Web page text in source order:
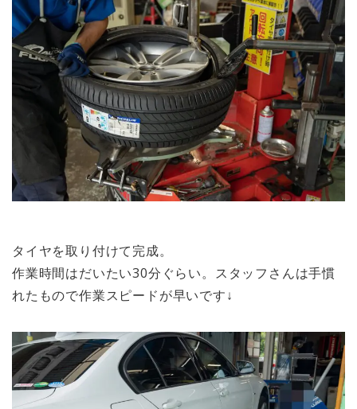
タイヤを取り付けて完成。
作業時間はだいたい30分ぐらい。スタッフさんは手慣
れたもので作業スピードが早いです↓